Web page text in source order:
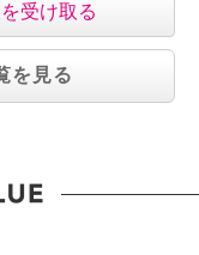
受け取る
を見る